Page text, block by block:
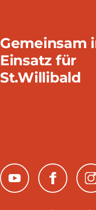
Gemeinsam
Einsatz für
St.Willibald
(neues Fenster)(neues Fenster)